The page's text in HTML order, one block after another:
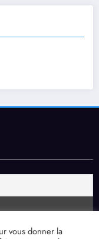
vous donner la